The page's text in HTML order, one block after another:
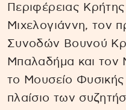
Περιφέρειας
Μιχελογιάννη, τον
Συνοδών Βουνού
Μπαλαδήμα και
το Μουσείο
πλαίσιο των